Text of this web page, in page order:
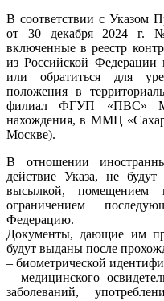
В соответствии с Указом
от 30 декабря 2024 г.
включенные в реестр
из Российской Федерации
или обратиться для
положения в
филиал ФГУП «ПВС»
нахождения, в ММЦ
Москве).
В отношении
действие Указа, не
высылкой, помещением
ограничением
Федерацию.
Документы, дающие им
будут выданы после
– биометрической
– медицинского
заболеваний,